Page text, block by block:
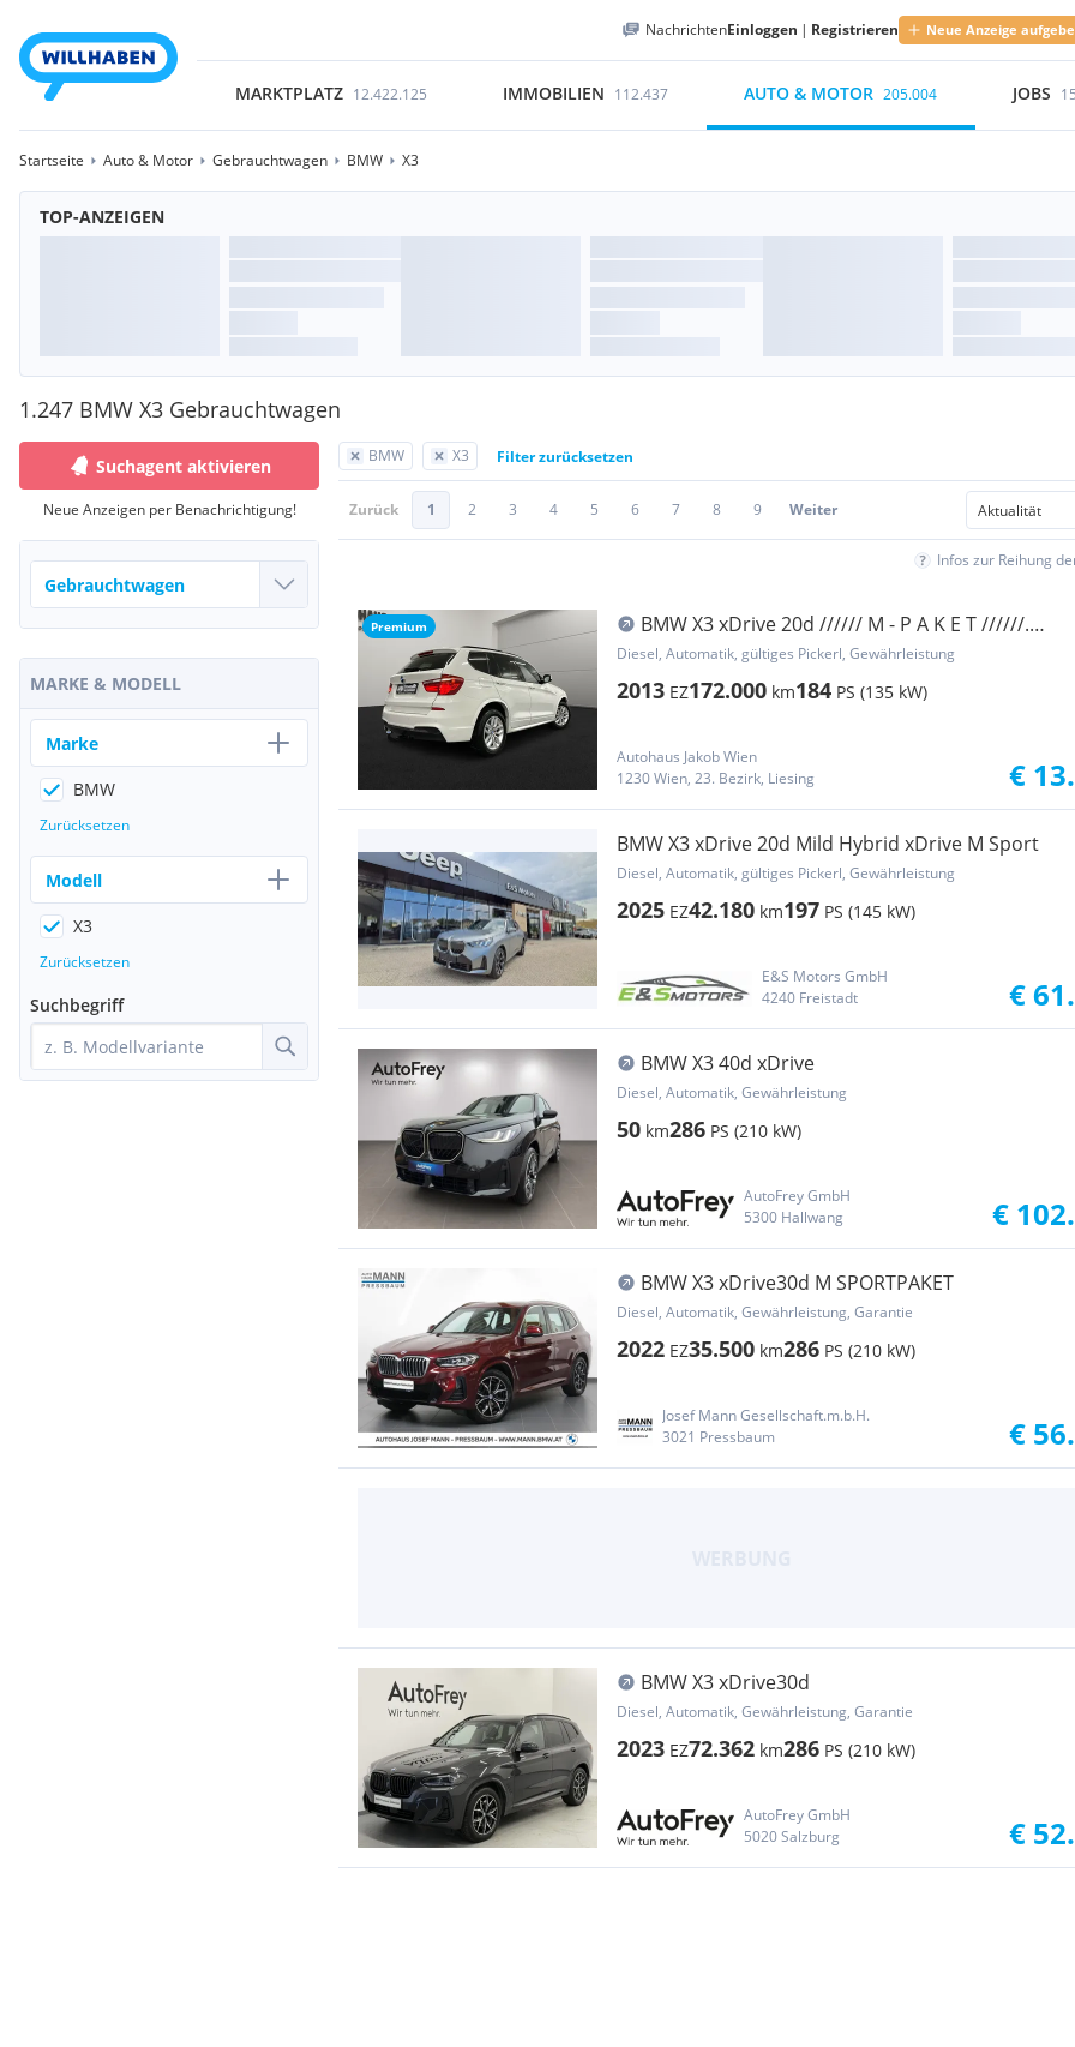
NachrichtenEinloggen | Registrieren Neue Anzeige
MARKTPLATZ 12.422.125 IMMOBILIEN 112.437 AUTO & MOTOR 205.004 JOBS
Startseite Auto & Motor Gebrauchtwagen BMW X3
TOP-ANZEIGEN
1.247 BMW X3 Gebrauchtwagen
BMW X3 Filter zurücksetzen
Zurück 1 2 3 4 5 6 7 8 9 Weiter
Infos zur Reihung
Premium
BMW X3 xDrive 20d ////// M - P A K E T //////.
AUT...
Diesel, Automatik, gültiges Pickerl, Gewährleistung
2013 EZ172.000 km184 PS (135 kW)
Autohaus Jakob Wien
1230 Wien, 23. Bezirk, Liesing
€
BMW X3 xDrive 20d Mild Hybrid xDrive M Sport
Diesel, Automatik, gültiges Pickerl, Gewährleistung
2025 EZ42.180 km197 PS (145 kW)
E&S Motors GmbH
4240 Freistadt
€
BMW X3 40d xDrive
Diesel, Automatik, Gewährleistung
50 km286 PS (210 kW)
AutoFrey GmbH
5300 Hallwang
€
BMW X3 xDrive30d M SPORTPAKET
Diesel, Automatik, Gewährleistung, Garantie
2022 EZ35.500 km286 PS (210 kW)
Josef Mann Gesellschaft.m.b.H.
3021 Pressbaum
€
BMW X3 xDrive30d
Diesel, Automatik, Gewährleistung, Garantie
2023 EZ72.362 km286 PS (210 kW)
AutoFrey GmbH
5020 Salzburg
€
Suchagent aktivieren
Neue Anzeigen per Benachrichtigung!
MARKE & MODELL
Marke
BMW
Zurücksetzen
Modell
X3
Zurücksetzen
Suchbegriff